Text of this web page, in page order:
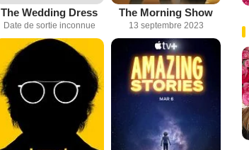
The Wedding Dress
Date de sortie inconnue
The Morning Show
13 septembre 2023